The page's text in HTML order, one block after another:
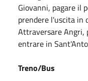
Giovanni, pagare il
prendere l'uscita in
Attraversare Angri,
entrare in
Treno/Bus